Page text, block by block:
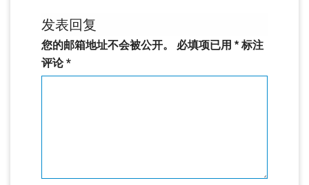
发表回复
您的邮箱地址不会被公开。 必填项已用 * 标注
评论*